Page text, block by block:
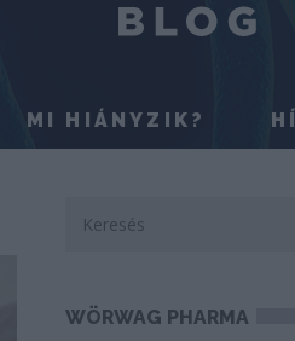
MI HIÁNYZIK?
WÖRWAG PHARMA